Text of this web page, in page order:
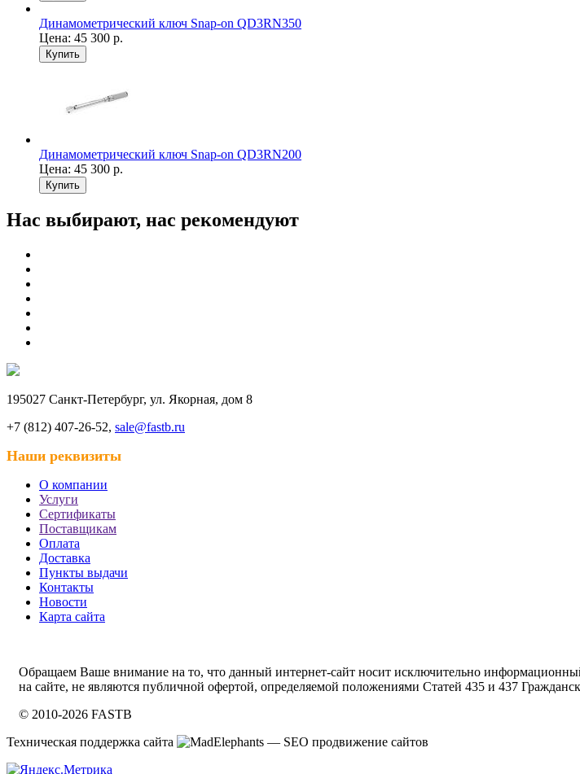
Динамометрический ключ Snap-on QD3RN350
Цена: 45 300 р.
Купить
Динамометрический ключ Snap-on QD3RN200
Цена: 45 300 р.
Купить
Нас выбирают, нас рекомендуют
195027 Санкт-Петербург, ул. Якорная, дом 8
+7 (812) 407-26-52, sale@fastb.ru
Наши реквизиты
О компании
Услуги
Сертификаты
Поставщикам
Оплата
Доставка
Пункты выдачи
Контакты
Новости
Карта сайта
Обращаем Ваше внимание на то, что данный интернет-сайт носит исключительно
на сайте, не являются публичной офертой, определяемой положениями Статей 435 и 437
© 2010-2026 FASTB
Техническая поддержка сайта